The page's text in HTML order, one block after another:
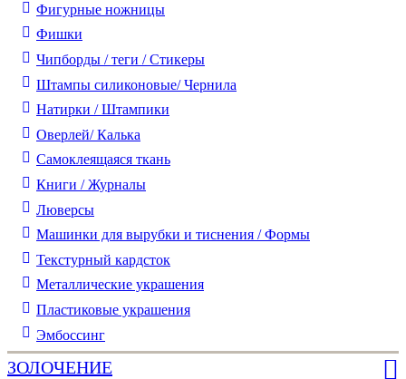
Фигурные ножницы
Фишки
Чипборды / теги / Стикеры
Штампы силиконовые/ Чернила
Натирки / Штампики
Оверлей/ Калька
Самоклеящаяся ткань
Книги / Журналы
Люверсы
Машинки для вырубки и тиснения / Формы
Текстурный кардсток
Металлические украшения
Пластиковые украшения
Эмбоссинг
ЗОЛОЧЕНИЕ